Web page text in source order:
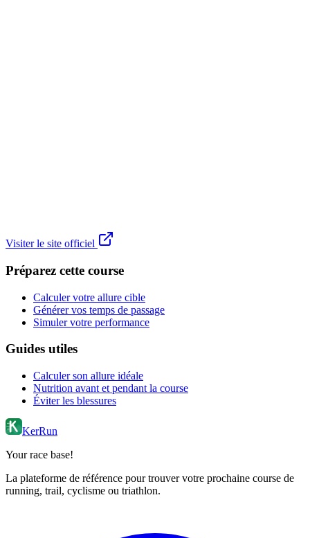
Visiter le site officiel
Préparez cette course
Calculer votre allure cible
Générer vos temps de passage
Simuler votre performance
Guides utiles
Calculer son allure idéale
Nutrition avant et pendant la course
Éviter les blessures
KerRun
Your race base!
La plateforme de référence pour trouver votre prochaine course de
running, trail, cyclisme ou triathlon.